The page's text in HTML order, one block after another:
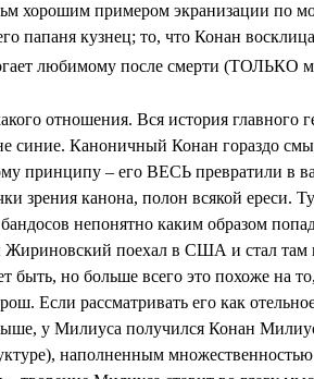
хорошим примером экранизации по
папаня кузнец; то, что Конан
любимому после смерти (ТОЛЬКО
отношения. Вся история главного
синие. Каноничный Конан гораздо
принципу – его ВЕСЬ превратили в
зрения канона, полон всякой
непонятно каким образом
Жириновский поехал в США и стал
но больше всего это похоже на
Если рассматривать его как
у Милиуса получился Конан
наполненным